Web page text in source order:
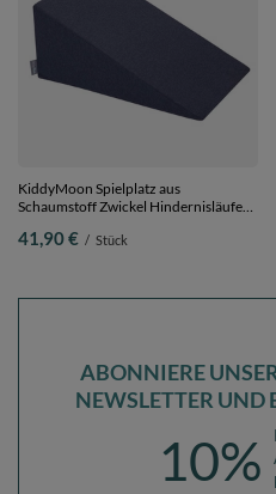
KiddyMoon Spielplatz aus
Schaumstoff Zwickel Hindernisläufen,
41,90 € / Stück
ABONNIERE
NEWSLETTER UND
10%